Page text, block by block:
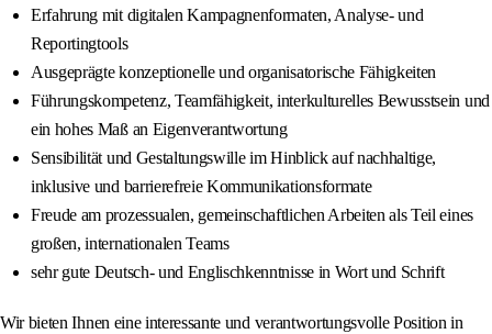
Erfahrung mit digitalen Kampagnenformaten, Analyse- und
Reportingtools
Ausgeprägte konzeptionelle und organisatorische Fähigkeiten
Führungskompetenz, Teamfähigkeit, interkulturelles Bewusstsein und
ein hohes Maß an Eigenverantwortung
Sensibilität und Gestaltungswille im Hinblick auf nachhaltige,
inklusive und barrierefreie Kommunikationsformate
Freude am prozessualen, gemeinschaftlichen Arbeiten als Teil eines
großen, internationalen Teams
sehr gute Deutsch- und Englischkenntnisse in Wort und Schrift
Wir bieten Ihnen eine interessante und verantwortungsvolle Position in